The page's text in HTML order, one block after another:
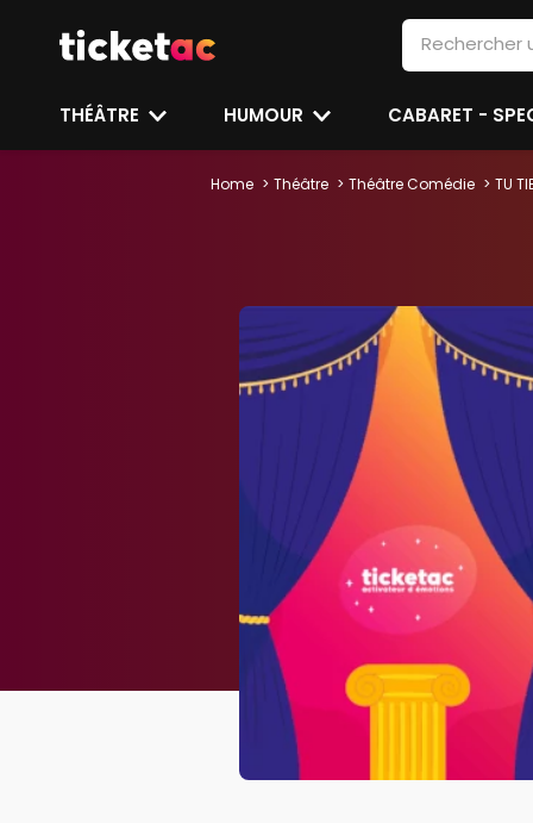
THÉÂTRE HUMOUR CABARET -
Home Théâtre Théâtre Comédie TU